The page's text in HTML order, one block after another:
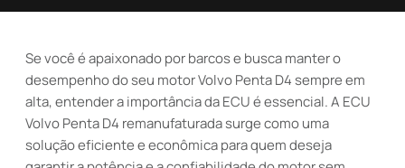
Se você é apaixonado por barcos e busca manter o
desempenho do seu motor Volvo Penta D4 sempre em
alta, entender a importância da ECU é essencial. A ECU
Volvo Penta D4 remanufaturada surge como uma
solução eficiente e econômica para quem deseja